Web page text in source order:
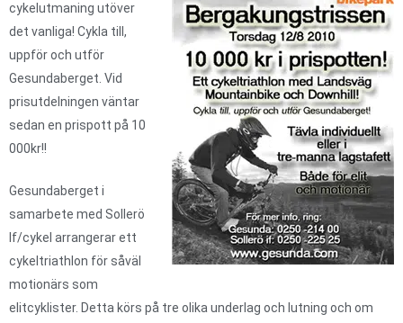
cykelutmaning utöver
det vanliga! Cykla till,
uppför och utför
Gesundaberget. Vid
prisutdelningen väntar
sedan en prispott på 10
000kr!!
Gesundaberget i
samarbete med Sollerö
If/cykel arrangerar ett
cykeltriathlon för såväl
motionärs som
elitcyklister. Detta körs på tre olika underlag och lutning och om